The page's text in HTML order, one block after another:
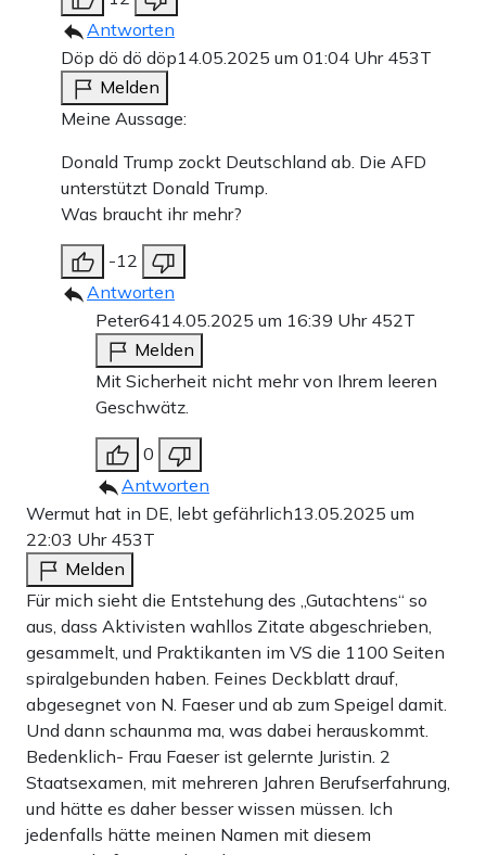
Antworten
Döp dö dö döp14.05.2025 um 01:04 Uhr 453T
Melden
Meine Aussage:
Donald Trump zockt Deutschland ab. Die AFD
unterstützt Donald Trump.
Was braucht ihr mehr?
-12
Antworten
Peter6414.05.2025 um 16:39 Uhr 452T
Melden
Mit Sicherheit nicht mehr von Ihrem leeren
Geschwätz.
0
Antworten
Wermut hat in DE, lebt gefährlich13.05.2025 um
22:03 Uhr 453T
Melden
Für mich sieht die Entstehung des „Gutachtens“ so
aus, dass Aktivisten wahllos Zitate abgeschrieben,
gesammelt, und Praktikanten im VS die 1100 Seiten
spiralgebunden haben. Feines Deckblatt drauf,
abgesegnet von N. Faeser und ab zum Speigel damit.
Und dann schaunma ma, was dabei herauskommt.
Bedenklich- Frau Faeser ist gelernte Juristin. 2
Staatsexamen, mit mehreren Jahren Berufserfahrung,
und hätte es daher besser wissen müssen. Ich
jedenfalls hätte meinen Namen mit diesem